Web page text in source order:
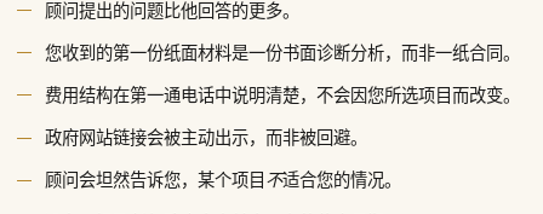
顾问提出的问题比他回答的更多。
您收到的第一份纸面材料是一份书面诊断分析，而非一纸合同。
费用结构在第一通电话中说明清楚，不会因您所选项目而改变。
政府网站链接会被主动出示，而非被回避。
顾问会坦然告诉您，某个项目 不适合您的情况。